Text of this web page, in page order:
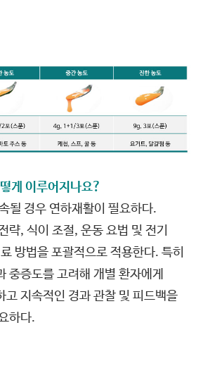
게 이루어지나요?
될 경우 연하재활이 필요하다.
략, 식이 조절, 운동 요법 및 전기
방법을 포괄적으로 적용한다. 특히
중증도를 고려해 개별 환자에게
고 지속적인 경과 관찰 및 피드백을
하다.